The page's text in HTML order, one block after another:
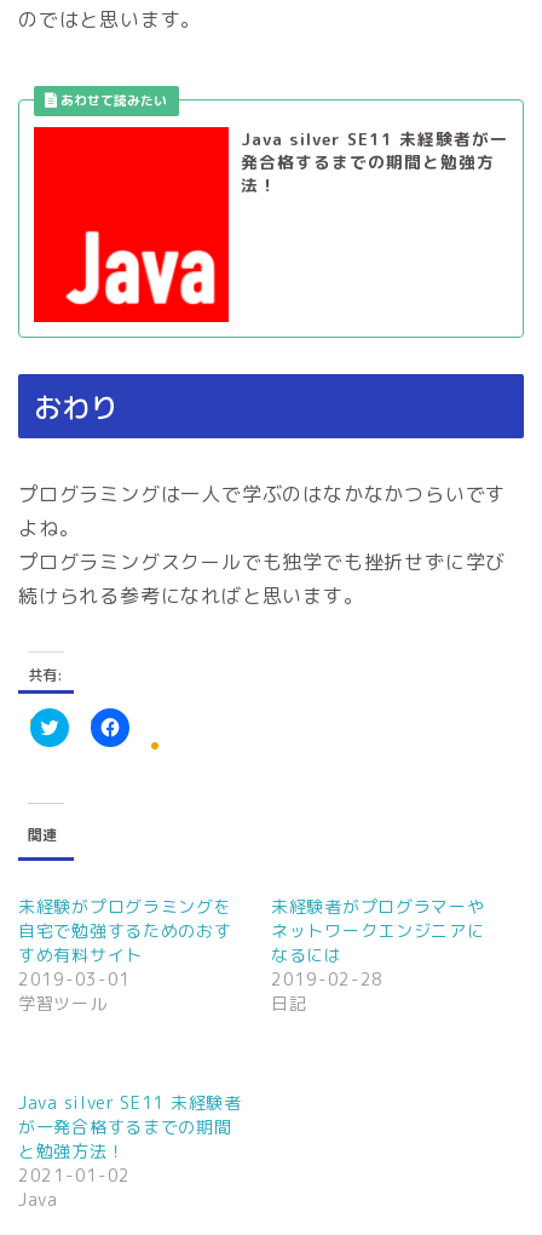
のではと思います。
Java silver SE11 未経験者が一
発合格するまでの期間と勉強方
法！
おわり
プログラミングは一人で学ぶのはなかなかつらいです
よね。
プログラミングスクールでも独学でも挫折せずに学び
続けられる参考になればと思います。
共有:
ク
し
て
T
w
t
e
r
で
共
有
(
新
ド
ウ
で
開
き
ま
す
F
有
す
る
に
は
ク
リ
ッ
さ
い
(
新
し
い
関連
未経験がプログラミングを
自宅で勉強するためのおす
すめ有料サイト
2019-03-01
学習ツール
未経験者がプログラマーや
ネットワークエンジニアに
なるには
2019-02-28
日記
Java silver SE11 未経験者
が一発合格するまでの期間
と勉強方法！
2021-01-02
Java